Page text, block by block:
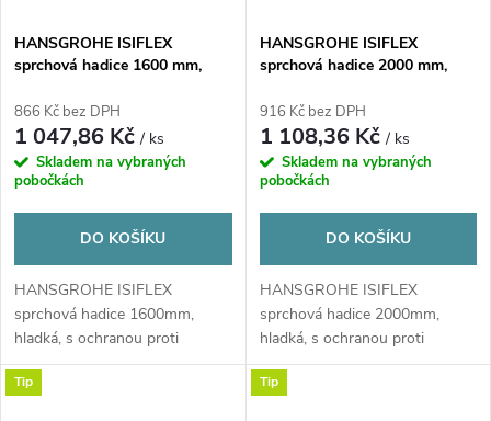
HANSGROHE ISIFLEX
sprchová hadice 1600 mm,
překroucení a zlomení, plast,
chrom
866 Kč bez DPH
1 047,86 Kč/ ks
Skladem na vybraných
pobočkách
DO KOŠÍKU
HANSGROHE ISIFLEX
sprchová hadice 1600mm,
hladká, s ochranou proti
překroucení a zlomení, plast,...
HANSGROHE ISIFLEX
sprchová hadice 2000 mm,
překroucení a zlomení, plast,
chrom
916 Kč bez DPH
1 108,36 Kč/ ks
Skladem na vybraných
pobočkách
DO KOŠÍKU
HANSGROHE ISIFLEX
sprchová hadice 2000mm,
hladká, s ochranou proti
překroucení a zlomení, plast,...
Tip Tip